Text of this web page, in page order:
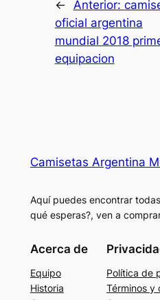
← Anterior:
oficial argentina
mundial 2018
equipacion
Camisetas Argentina
Aquí puedes encontrar
qué esperas?, ven a
Acerca de
Equipo
Historia
Política de
Términos y